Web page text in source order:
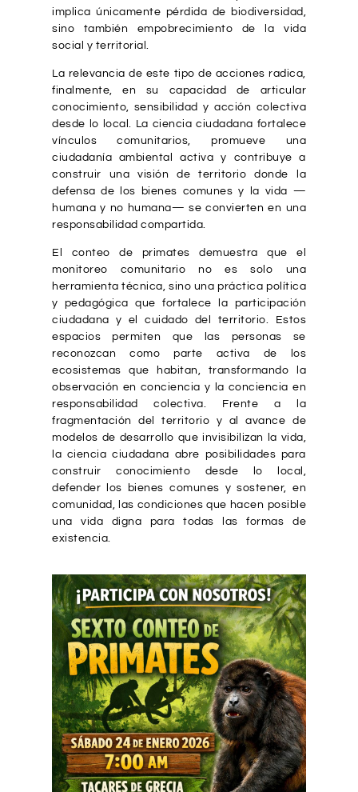
implica únicamente pérdida de biodiversidad,
sino también empobrecimiento de la vida
social y territorial.
La relevancia de este tipo de acciones radica,
finalmente, en su capacidad de articular
conocimiento, sensibilidad y acción colectiva
desde lo local. La ciencia ciudadana fortalece
vínculos comunitarios, promueve una
ciudadanía ambiental activa y contribuye a
construir una visión de territorio donde la
defensa de los bienes comunes y la vida —
humana y no humana— se convierten en una
responsabilidad compartida.
El conteo de primates demuestra que el
monitoreo comunitario no es solo una
herramienta técnica, sino una práctica política
y pedagógica que fortalece la participación
ciudadana y el cuidado del territorio. Estos
espacios permiten que las personas se
reconozcan como parte activa de los
ecosistemas que habitan, transformando la
observación en conciencia y la conciencia en
responsabilidad colectiva. Frente a la
fragmentación del territorio y al avance de
modelos de desarrollo que invisibilizan la vida,
la ciencia ciudadana abre posibilidades para
construir conocimiento desde lo local,
defender los bienes comunes y sostener, en
comunidad, las condiciones que hacen posible
una vida digna para todas las formas de
existencia.